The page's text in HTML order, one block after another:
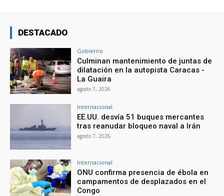
DESTACADO
Gobierno
Culminan mantenimiento de juntas de
dilatación en la autopista Caracas -
La Guaira
agosto 7, 2026
Internacional
EE.UU. desvía 51 buques mercantes
tras reanudar bloqueo naval a Irán
agosto 7, 2026
Internacional
ONU confirma presencia de ébola en
campamentos de desplazados en el
Congo